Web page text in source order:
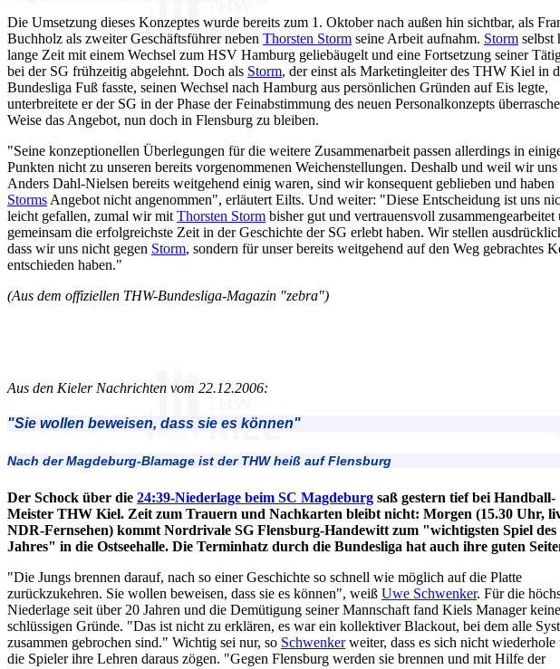
Die Umsetzung dieses Konzeptes wurde bereits zum 1. Oktober nach außen hin sichtbar, als
Buchholz als zweiter Geschäftsführer neben Thorsten Storm seine Arbeit aufnahm. Storm selbst
lange Zeit mit einem Wechsel zum HSV Hamburg geliebäugelt und eine Fortsetzung seiner
bei der SG frühzeitig abgelehnt. Doch als Storm, der einst als Marketingleiter des THW Kiel in
Bundesliga Fuß fasste, seinen Wechsel nach Hamburg aus persönlichen Gründen auf Eis legte,
unterbreitete er der SG in der Phase der Feinabstimmung des neuen Personalkonzepts
Weise das Angebot, nun doch in Flensburg zu bleiben.
"Seine konzeptionellen Überlegungen für die weitere Zusammenarbeit passen allerdings in
Punkten nicht zu unseren bereits vorgenommenen Weichenstellungen. Deshalb und weil wir
Anders Dahl-Nielsen bereits weitgehend einig waren, sind wir konsequent geblieben und haben
Storms Angebot nicht angenommen", erläutert Eilts. Und weiter: "Diese Entscheidung ist uns
leicht gefallen, zumal wir mit Thorsten Storm bisher gut und vertrauensvoll zusammengearbeitet
gemeinsam die erfolgreichste Zeit in der Geschichte der SG erlebt haben. Wir stellen
dass wir uns nicht gegen Storm, sondern für unser bereits weitgehend auf den Weg gebrachtes
entschieden haben."
(Aus dem offiziellen THW-Bundesliga-Magazin "zebra")
Aus den Kieler Nachrichten vom 22.12.2006:
"Sie wollen beweisen, dass sie es können"
Nach der Magdeburg-Blamage ist der THW heiß auf Flensburg
Der Schock über die 24:39-Niederlage beim SC Magdeburg saß gestern tief bei Handball-
Meister THW Kiel. Zeit zum Trauern und Nachkarten bleibt nicht: Morgen (15.30 Uhr,
NDR-Fernsehen) kommt Nordrivale SG Flensburg-Handewitt zum "wichtigsten Spiel des
Jahres" in die Ostseehalle. Die Terminhatz durch die Bundesliga hat auch ihre guten
"Die Jungs brennen darauf, nach so einer Geschichte so schnell wie möglich auf die Platte
zurückzukehren. Sie wollen beweisen, dass sie es können", weiß Uwe Schwenker. Für die
Niederlage seit über 20 Jahren und die Demütigung seiner Mannschaft fand Kiels Manager keine
schlüssigen Gründe. "Das ist nicht zu erklären, es war ein kollektiver Blackout, bei dem alle
zusammen gebrochen sind." Wichtig sei nur, so Schwenkerweiter, dass es sich nicht wiederhole
die Spieler ihre Lehren daraus zögen. "Gegen Flensburg werden sie brennen und mit Hilfe der